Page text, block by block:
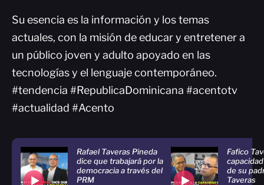
Su esencia es la información y los temas
actuales, con la misión de educar y entretener a
un público joven y adulto apoyado en las
tecnologías y el lenguaje contemporáneo.
#tendencia #RepublicaDominicana #acentotv
#actualidad #Acento
Rafael Taveras Pineda
dice que trabajará por la
democracia a través del
PRM
Fafico
de su
Taveras